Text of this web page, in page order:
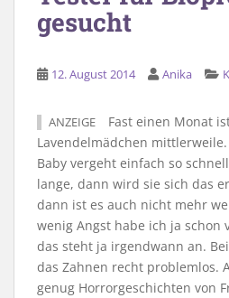
gesucht
12. August 2014 Anika
ANZEIGE
Fast einen Monat
Lavendelmädchen
Baby vergeht einfach so
lange, dann wird sie sich das
dann ist es auch nicht mehr
wenig Angst habe ich ja schon
das steht ja irgendwann an.
das Zahnen recht problemlos.
genug Horrorgeschichten von